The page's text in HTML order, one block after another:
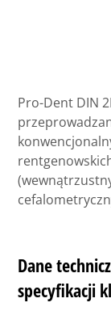
Pro-Dent DIN
Dane
specyfikacji